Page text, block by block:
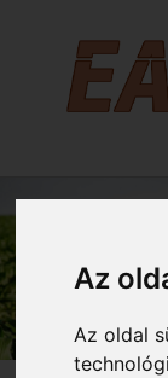
Az
Az oldal